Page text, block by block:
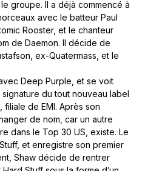
groupe. Il a déjà commencé à
avec le batteur Paul
Rooster, et le chanteur
de Daemon. Il décide de
ex-Quatermass, et le
Deep Purple, et se voit
du tout nouveau label
de EMI. Après son
de nom, car un autre
dans le Top 30 US, existe. Le
et enregistre son premier
Shaw décide de rentrer